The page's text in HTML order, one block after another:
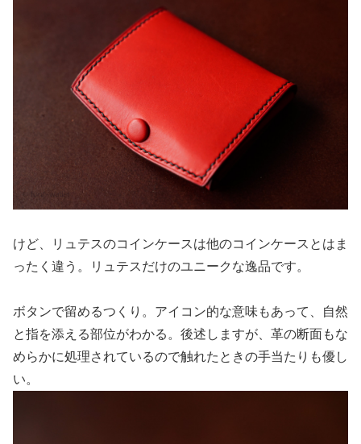
けど、リュテスのコインケースは他のコインケースとはま
ったく違う。リュテスだけのユニークな逸品です。
ボタンで留めるつくり。アイコン的な意味もあって、自然
と指を添える部位がわかる。後述しますが、革の断面もな
めらかに処理されているので触れたときの手当たりも優し
い。